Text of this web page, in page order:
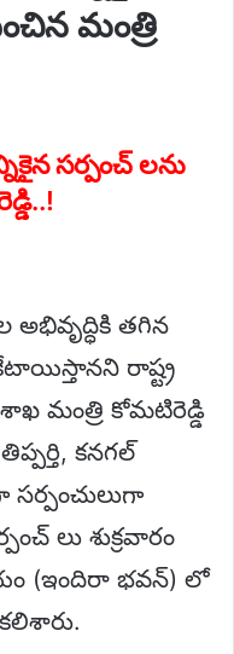
మంత్రి
సర్పంచ్ లను
తగిన
రాష్ట్ర
మంత్రి కోమటిరెడ్డి
కనగల్
లు శుక్రవారం
(ఇందిరా భవన్) లో